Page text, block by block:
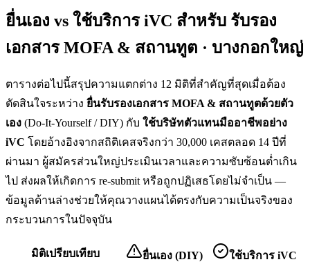
ยื่นเอง vs ใช้บริการ iVC สำหรับ รับรอง
เอกสาร MOFA & สถานทูต · บางกอกใหญ่
ตารางต่อไปนี้สรุปความแตกต่าง 12 มิติที่สำคัญที่สุดเมื่อต้อง
ตัดสินใจระหว่าง ยื่นรับรองเอกสาร MOFA & สถานทูตด้วยตัว
เอง (Do-It-Yourself / DIY) กับ ใช้บริษัทตัวแทนมืออาชีพอย่าง
iVC โดยอ้างอิงจากสถิติเคสจริงกว่า 30,000 เคสตลอด 14 ปีที่
ผ่านมา ผู้สมัครส่วนใหญ่ประเมินเวลาและความซับซ้อนต่ำเกิน
ไป ส่งผลให้เกิดการ re-submit หรือถูกปฏิเสธโดยไม่จำเป็น —
ข้อมูลด้านล่างช่วยให้คุณวางแผนได้ตรงกับความเป็นจริงของ
กระบวนการในปัจจุบัน
มิติเปรียบเทียบ ยื่นเอง (DIY) ใช้บริการ iVC